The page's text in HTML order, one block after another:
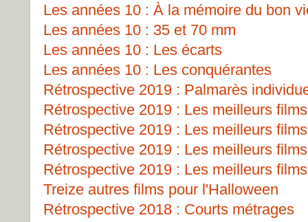
Les années 10 : À la mémoire du bon
Les années 10 : 35 et 70 mm
Les années 10 : Les écarts
Les années 10 : Les conquérantes
Rétrospective 2019 : Palmarès
Rétrospective 2019 : Les meilleurs
Rétrospective 2019 : Les meilleurs
Rétrospective 2019 : Les meilleurs
Rétrospective 2019 : Les meilleurs
Treize autres films pour l'Halloween
Rétrospective 2018 : Courts métrages